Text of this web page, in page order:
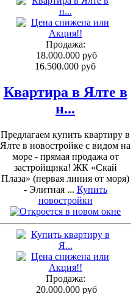
Продажа:
18.000.000 руб
16.500.000 руб
Квартира в Ялте в
н...
Предлагаем купить квартиру в
Ялте в новостройке с видом на
море - прямая продажа от
застройщика! ЖК «Скай
Плаза» (первая линия от моря)
- Элитная ... Купить
новостройки
Продажа:
20.000.000 руб